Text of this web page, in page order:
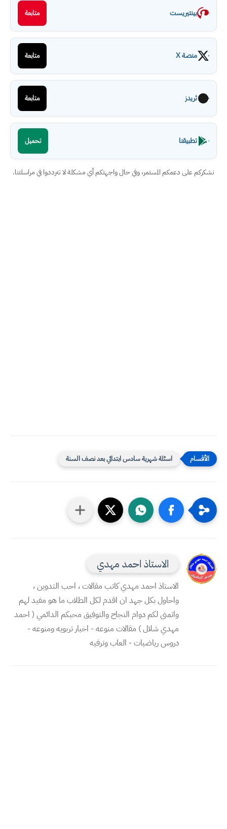
بينتيريست متابعة
منصة X متابعة
ثريدز متابعة
تطبيقنا تحميل
نشكركم على دعمكم المستمر، وفي حال واجهتكم أي مشكلة لا تترددوا في مراسلتنا.
اسئلة شهرية سادس ابتدائي بعد نصف السنة
الاستاذ احمد مهدي
الاستاذ احمد مهدي كاتب مقالات ، احب التدوين ،
واحاول بكل جهد ان اقدم لكل الطلاب ما هو مفيد لهم
واتمنى لكم دوام النجاح والتوفيق محبكم الدائمي ( احمد
مهدي شلال ) مقالات منوعه - اخبار تربويه ومنوعه -
دروس رياضيات - العاب وترفيه